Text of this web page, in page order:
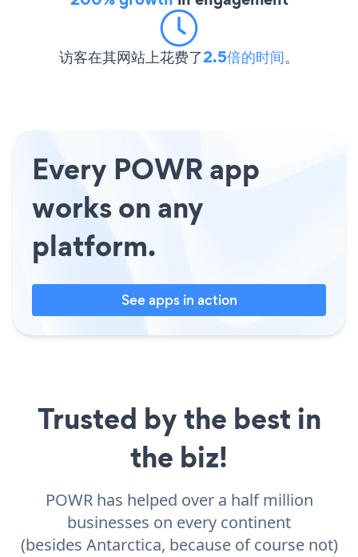
访客在其网站上花费了2.5倍的时间。
Every POWR app
works on any
platform.
See apps in action
Trusted by the best in
the biz!
POWR has helped over a half million
businesses on every continent
(besides Antarctica, because of course not)